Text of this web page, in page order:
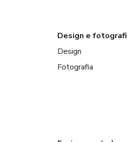
Design e
Design
Fotografia